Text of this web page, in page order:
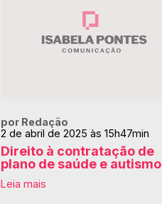
por Redação
2 de abril de 2025 às 15h47min
Direito à contratação de
plano de saúde e autismo
Leia mais